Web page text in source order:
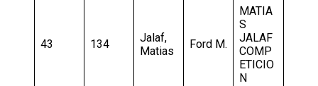
43 134
Jalaf,
Matias
Ford M.
MATIA
S
JALAF
COMP
ETICIO
N